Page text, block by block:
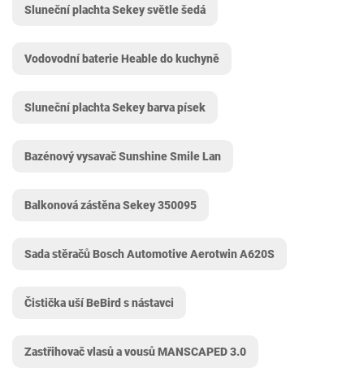
Sluneční plachta Sekey světle šedá
Vodovodní baterie Heable do kuchyně
Sluneční plachta Sekey barva písek
Bazénový vysavač Sunshine Smile Lan
Balkonová zástěna Sekey ‎350095
Sada stěračů Bosch Automotive Aerotwin A620S
Čistička uší BeBird s nástavci
Zastřihovač vlasů a vousů MANSCAPED 3.0